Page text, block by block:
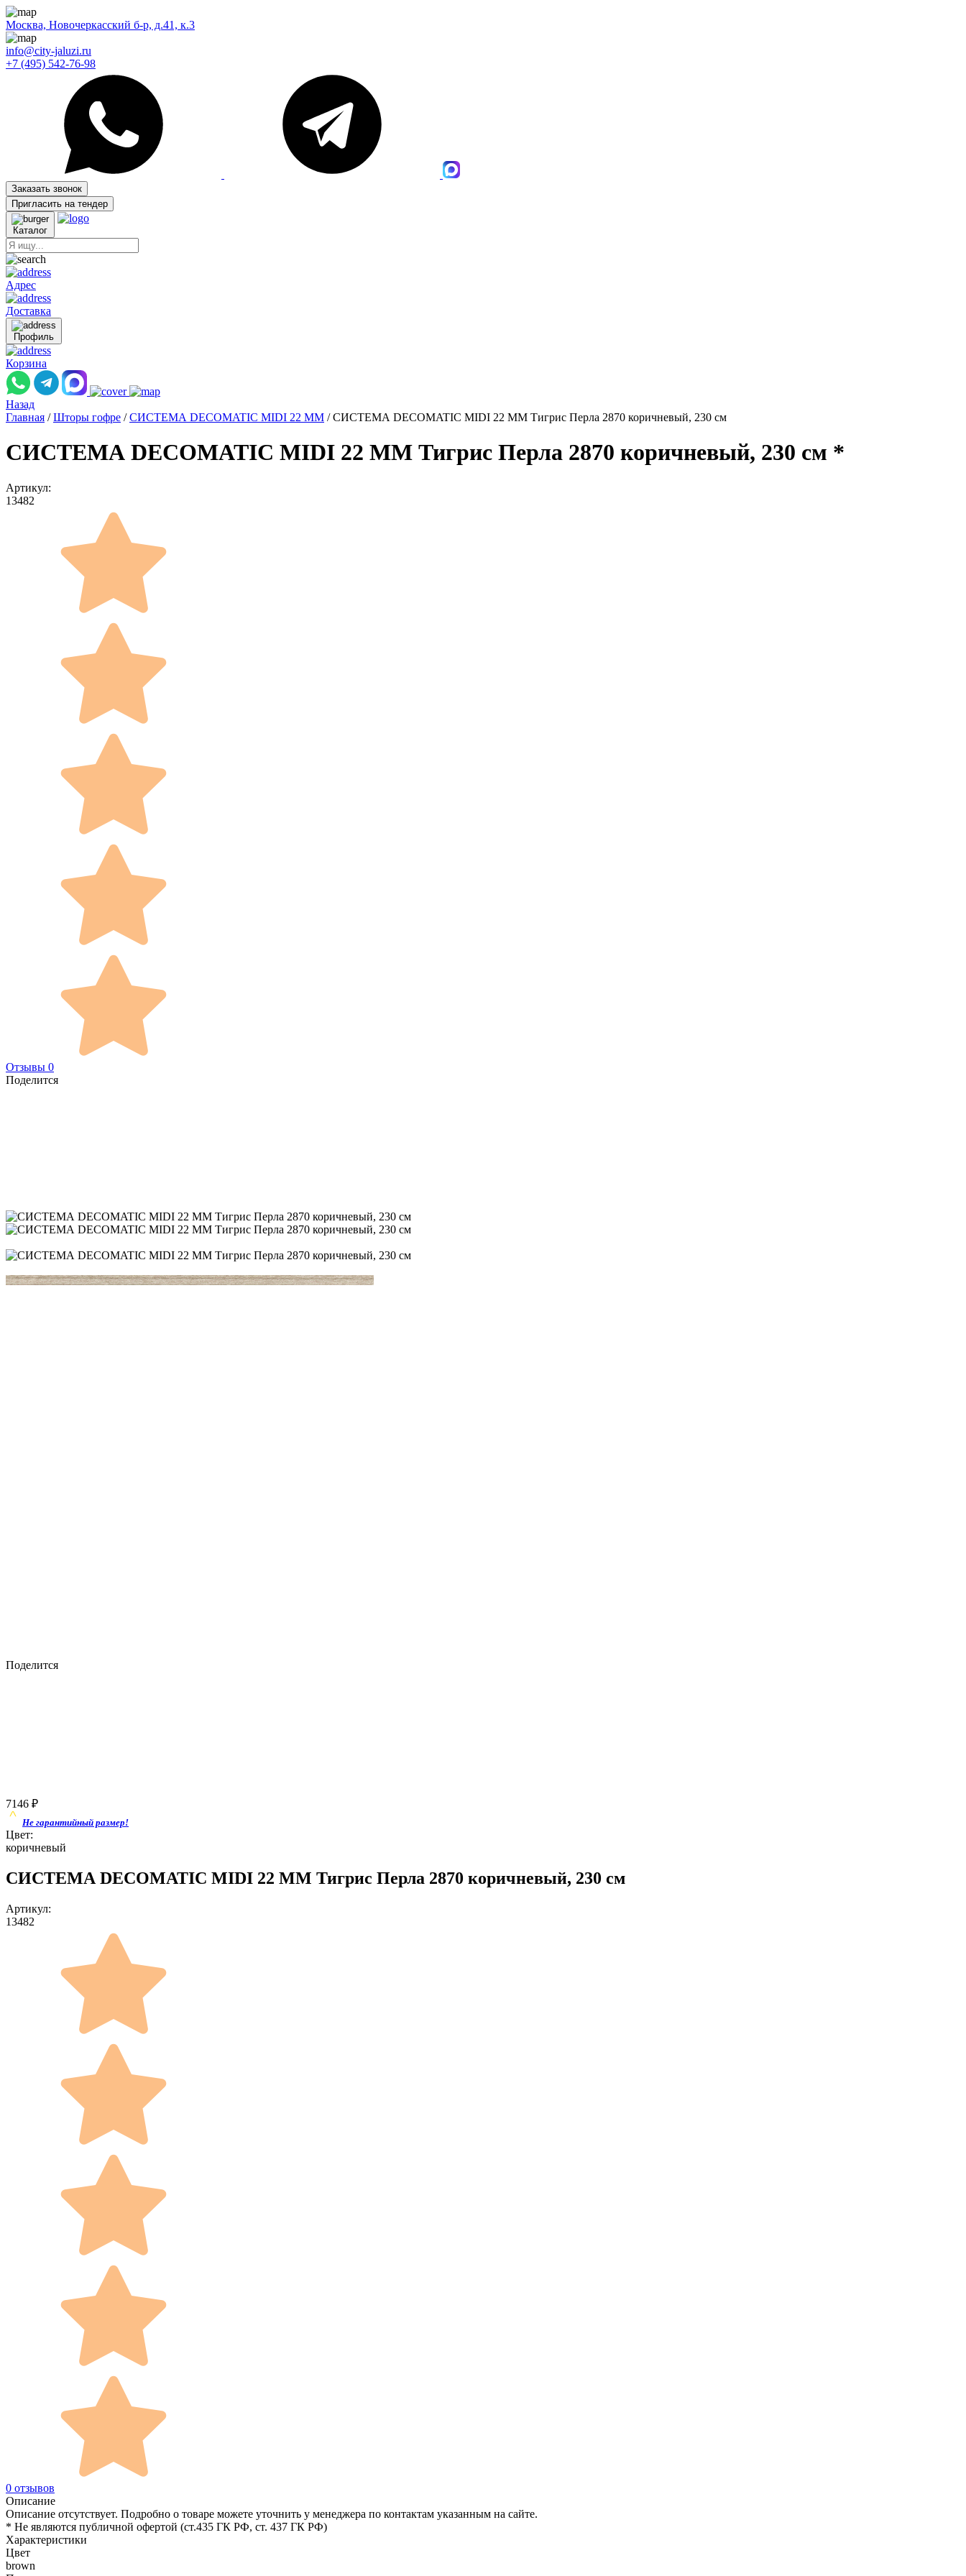
Москва, Новочеркасский б-р, д.41, к.3
info@city-jaluzi.ru
+7 (495) 542-76-98
Заказать звонок
Пригласить на тендер
Каталог
Адрес
Доставка
Профиль
Корзина
Назад
Главная / Шторы гофре / СИСТЕМА DECOMATIC MIDI 22 ММ / СИСТЕМА DECOMATIC MIDI 22 ММ Тигрис Перла 2870 коричневый, 230 см
СИСТЕМА DECOMATIC MIDI 22 ММ Тигрис Перла 2870 коричневый, 230 см *
Артикул:
13482
Отзывы 0
Поделится
Поделится
7146 ₽
Не гарантийный размер!
Цвет:
коричневый
СИСТЕМА DECOMATIC MIDI 22 ММ Тигрис Перла 2870 коричневый, 230 см
Артикул:
13482
0 отзывов
Описание
Описание отсутствует. Подробно о товаре можете уточнить у менеджера по контактам указанным на сайте.
* Не являются публичной офертой (ст.435 ГК РФ, cт. 437 ГК РФ)
Характеристики
Цвет
brown